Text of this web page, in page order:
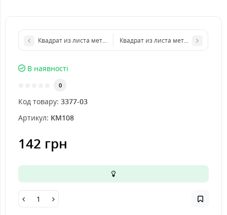
Квадрат из листа металла 200х200 мм размер толщина 1 мм
Квадрат из листа металла
В наявності
0
Код товару: 3377-03
Артикул: KM108
142 грн